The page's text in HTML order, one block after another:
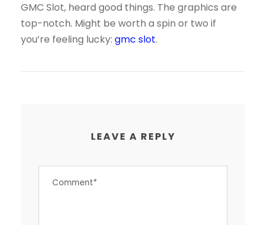
GMC Slot, heard good things. The graphics are
top-notch. Might be worth a spin or two if
you’re feeling lucky: gmc slot.
LEAVE A REPLY